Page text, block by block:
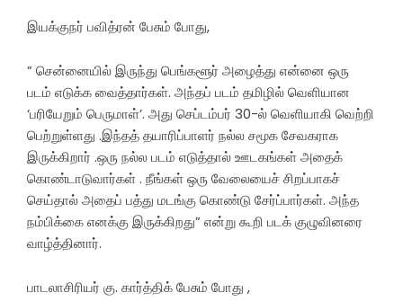
இயக்குநர் பவித்ரன் பேசும் போது,
” சென்னையில் இருந்து பெங்களூர் அழைத்து என்னை ஒரு
படம் எடுக்க வைத்தார்கள். அந்தப் படம் தமிழில் வெளியான
‘பரியேறும் பெருமாள்’. அது செப்டம்பர் 30-ல் வெளியாகி வெற்றி
பெற்றுள்ளது .இந்தத் தயாரிப்பாளர் நல்ல சமூக சேவகராக
இருக்கிறார் .ஒரு நல்ல படம் எடுத்தால் ஊடகங்கள் அதைக்
கொண்டாடுவார்கள் . நீங்கள் ஒரு வேலையைச் சிறப்பாகச்
செய்தால் அதைப் பத்து மடங்கு கொண்டு சேர்ப்பார்கள். அந்த
நம்பிக்கை எனக்கு இருக்கிறது” என்று கூறி படக் குழுவினரை
வாழ்த்தினார்.
பாடலாசிரியர் கு. கார்த்திக் பேசும் போது ,